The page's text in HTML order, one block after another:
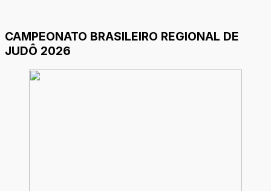
CAMPEONATO BRASILEIRO REGIONAL DE
JUDÔ 2026